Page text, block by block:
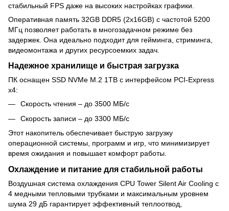
стабильный FPS даже на высоких настройках графики.
Оперативная память 32GB DDR5 (2x16GB) с частотой 5200
МГц позволяет работать в многозадачном режиме без
задержек. Она идеально подходит для гейминга, стриминга,
видеомонтажа и других ресурсоемких задач.
Надежное хранилище и быстрая загрузка
ПК оснащен SSD NVMe M.2 1TB с интерфейсом PCI-Express
x4:
Скорость чтения – до 3500 МБ/с
Скорость записи – до 3300 МБ/с
Этот накопитель обеспечивает быструю загрузку
операционной системы, программ и игр, что минимизирует
время ожидания и повышает комфорт работы.
Охлаждение и питание для стабильной работы
Воздушная система охлаждения CPU Tower Silent Air Cooling с
4 медными тепловыми трубками и максимальным уровнем
шума 29 дБ гарантирует эффективный теплоотвод,